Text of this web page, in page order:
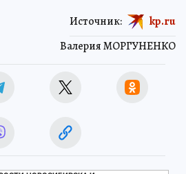
Валерия МОРГУНЕНКО
Источник: kp.ru